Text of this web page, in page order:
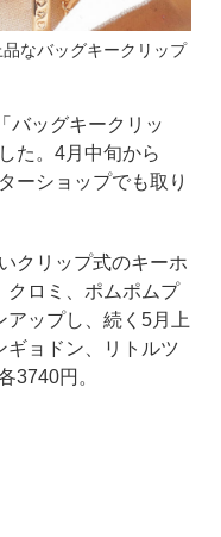
なバッグキークリップ
バッグキークリッ
た。4月中旬から
ーショップでも取り
クリップ式のキーホ
クロミ、ポムポムプ
アップし、続く5月上
ギョドン、リトルツ
3740円。